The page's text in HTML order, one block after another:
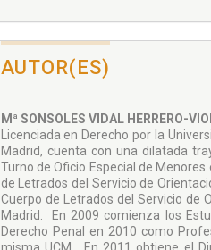
AUTOR(ES)
Mª SONSOLES VIDAL HERRERO-
Licenciada en Derecho por la
Madrid, cuenta con una dilatada
Turno de Oficio Especial de
de Letrados del Servicio de
Cuerpo de Letrados del Servicio de
Madrid. En 2009 comienza los
Derecho Penal en 2010 como